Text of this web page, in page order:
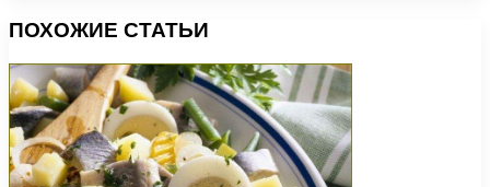
ПОХОЖИЕ СТАТЬИ